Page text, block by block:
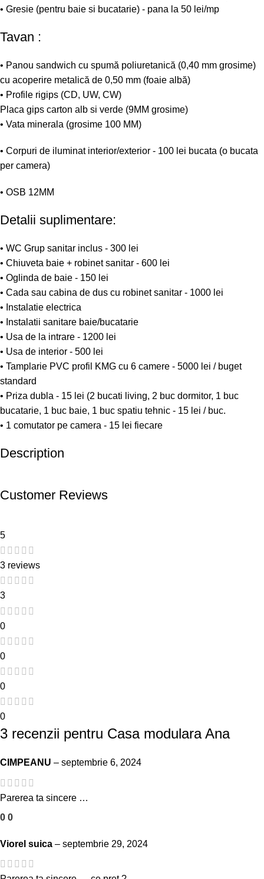
• Gresie (pentru baie si bucatarie) - pana la 50 lei/mp
Tavan :
• Panou sandwich cu spumă poliuretanică (0,40 mm grosime)
cu acoperire metalică de 0,50 mm (foaie albă)
• Profile rigips (CD, UW, CW)
Placa gips carton alb si verde (9MM grosime)
• Vata minerala (grosime 100 MM)
• Corpuri de iluminat interior/exterior - 100 lei bucata (o bucata
per camera)
• OSB 12MM
Detalii suplimentare:
• WC Grup sanitar inclus - 300 lei
• Chiuveta baie + robinet sanitar - 600 lei
• Oglinda de baie - 150 lei
• Cada sau cabina de dus cu robinet sanitar - 1000 lei
• Instalatie electrica
• Instalatii sanitare baie/bucatarie
• Usa de la intrare - 1200 lei
• Usa de interior - 500 lei
• Tamplarie PVC profil KMG cu 6 camere - 5000 lei / buget
standard
• Priza dubla - 15 lei (2 bucati living, 2 buc dormitor, 1 buc
bucatarie, 1 buc baie, 1 buc spatiu tehnic - 15 lei / buc.
• 1 comutator pe camera - 15 lei fiecare
Description
Customer Reviews
5
3 reviews
3
0
0
0
0
3 recenzii pentru Casa modulara Ana
CIMPEANU – septembrie 6, 2024
Parerea ta sincere …
0 0
Viorel suica – septembrie 29, 2024